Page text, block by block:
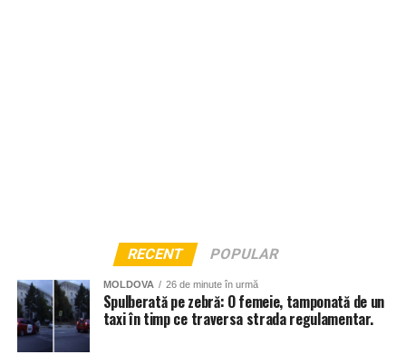
RECENT POPULAR
MOLDOVA 26 de minute în urmă
Spulberată pe zebră: O femeie, tamponată de un
taxi în timp ce traversa strada regulamentar.